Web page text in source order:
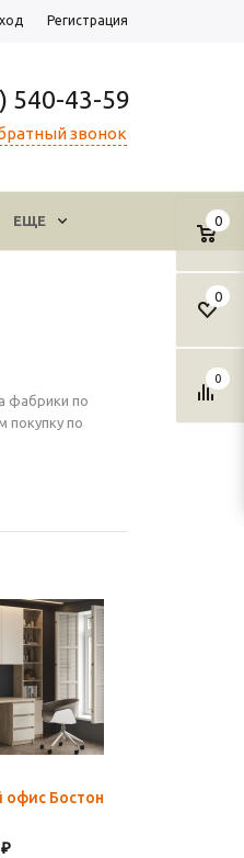
Регистрация
540-43-59
звонок
0
0
0
ЕЩЕ
фабрики по
покупку по
Бостон